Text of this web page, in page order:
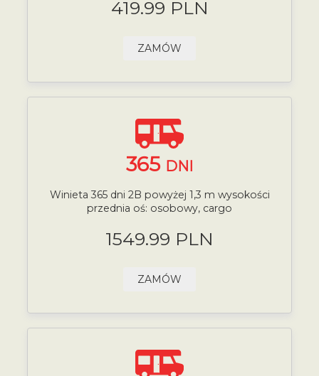
419.99 PLN
ZAMÓW
365 DNI
Winieta 365 dni 2B powyżej 1,3 m wysokości
przednia oś: osobowy, cargo
1549.99 PLN
ZAMÓW